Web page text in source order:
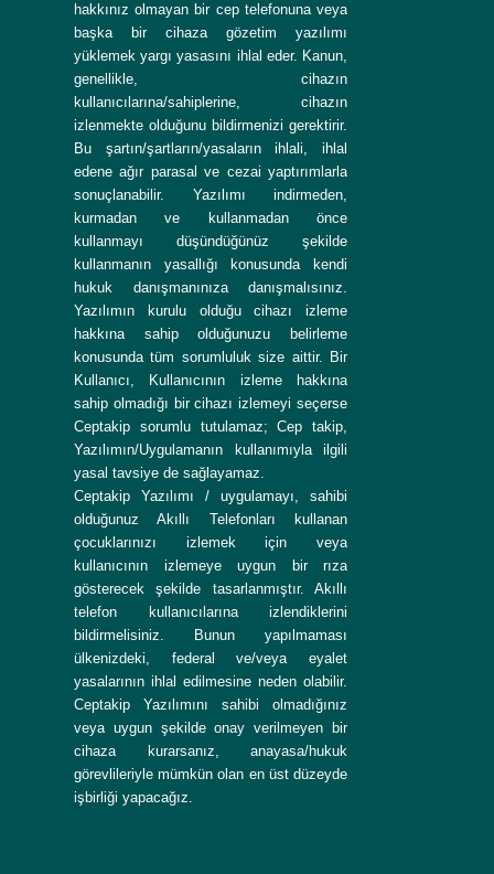
hakkınız olmayan bir cep telefonuna veya
başka bir cihaza gözetim yazılımı
yüklemek yargı yasasını ihlal eder. Kanun,
genellikle, cihazın
kullanıcılarına/sahiplerine, cihazın
izlenmekte olduğunu bildirmenizi gerektirir.
Bu şartın/şartların/yasaların ihlali, ihlal
edene ağır parasal ve cezai yaptırımlarla
sonuçlanabilir. Yazılımı indirmeden,
kurmadan ve kullanmadan önce
kullanmayı düşündüğünüz şekilde
kullanmanın yasallığı konusunda kendi
hukuk danışmanınıza danışmalısınız.
Yazılımın kurulu olduğu cihazı izleme
hakkına sahip olduğunuzu belirleme
konusunda tüm sorumluluk size aittir. Bir
Kullanıcı, Kullanıcının izleme hakkına
sahip olmadığı bir cihazı izlemeyi seçerse
Ceptakip sorumlu tutulamaz; Cep takip,
Yazılımın/Uygulamanın kullanımıyla ilgili
yasal tavsiye de sağlayamaz.
Ceptakip Yazılımı / uygulamayı, sahibi
olduğunuz Akıllı Telefonları kullanan
çocuklarınızı izlemek için veya
kullanıcının izlemeye uygun bir rıza
gösterecek şekilde tasarlanmıştır. Akıllı
telefon kullanıcılarına izlendiklerini
bildirmelisiniz. Bunun yapılmaması
ülkenizdeki, federal ve/veya eyalet
yasalarının ihlal edilmesine neden olabilir.
Ceptakip Yazılımını sahibi olmadığınız
veya uygun şekilde onay verilmeyen bir
cihaza kurarsanız, anayasa/hukuk
görevlileriyle mümkün olan en üst düzeyde
işbirliği yapacağız.